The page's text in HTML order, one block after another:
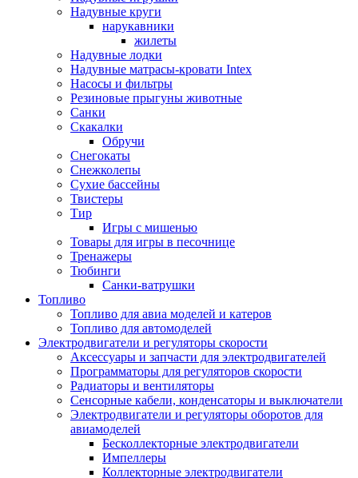
Надувные круги
нарукавники
жилеты
Надувные лодки
Надувные матрасы-кровати Intex
Насосы и фильтры
Резиновые прыгуны животные
Санки
Скакалки
Обручи
Снегокаты
Снежколепы
Сухие бассейны
Твистеры
Тир
Игры с мишенью
Товары для игры в песочнице
Тренажеры
Тюбинги
Санки-ватрушки
Топливо
Топливо для авиа моделей и катеров
Топливо для автомоделей
Электродвигатели и регуляторы скорости
Аксессуары и запчасти для электродвигателей
Программаторы для регуляторов скорости
Радиаторы и вентиляторы
Сенсорные кабели, конденсаторы и выключатели
Электродвигатели и регуляторы оборотов для
авиамоделей
Бесколлекторные электродвигатели
Импеллеры
Коллекторные электродвигатели